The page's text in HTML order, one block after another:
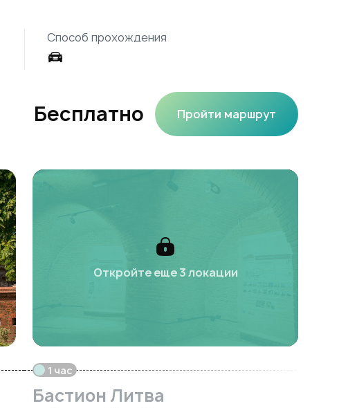
Способ прохождения
Бесплатно Пройти маршрут
Откройте еще 3 локации
1 час
Бастион Литва